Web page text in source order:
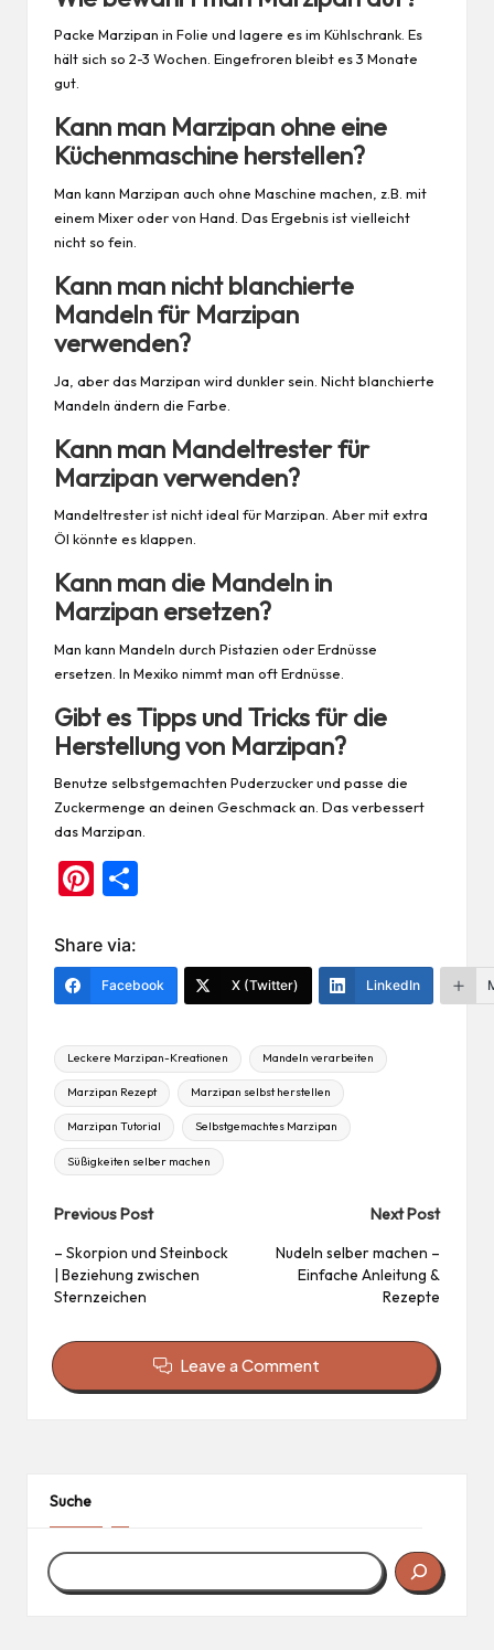
Packe Marzipan in Folie und lagere es im Kühlschrank. Es
hält sich so 2-3 Wochen. Eingefroren bleibt es 3 Monate
gut.
Kann man Marzipan ohne eine
Küchenmaschine herstellen?
Man kann Marzipan auch ohne Maschine machen, z.B. mit
einem Mixer oder von Hand. Das Ergebnis ist vielleicht
nicht so fein.
Kann man nicht blanchierte
Mandeln für Marzipan
verwenden?
Ja, aber das Marzipan wird dunkler sein. Nicht blanchierte
Mandeln ändern die Farbe.
Kann man Mandeltrester für
Marzipan verwenden?
Mandeltrester ist nicht ideal für Marzipan. Aber mit extra
Öl könnte es klappen.
Kann man die Mandeln in
Marzipan ersetzen?
Man kann Mandeln durch Pistazien oder Erdnüsse
ersetzen. In Mexiko nimmt man oft Erdnüsse.
Gibt es Tipps und Tricks für die
Herstellung von Marzipan?
Benutze selbstgemachten Puderzucker und passe die
Zuckermenge an deinen Geschmack an. Das verbessert
das Marzipan.
Pi
er
es
Share via:
Facebook X (Twitter) LinkedIn
Tags:
Leckere Marzipan-Kreationen Mandeln verarbeiten
Marzipan Rezept Marzipan selbst herstellen
Marzipan Tutorial Selbstgemachtes Marzipan
Süßigkeiten selber machen
Post
navigation
Previous Post
– Skorpion und Steinbock
| Beziehung zwischen
Sternzeichen
Next Post
Nudeln selber machen –
Einfache Anleitung &
Rezepte
Leave a Comment
Suche